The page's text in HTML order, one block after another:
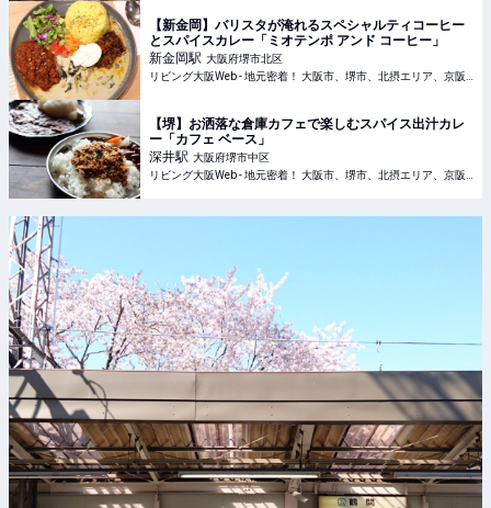
【新金岡】バリスタが淹れるスペシャルティコーヒー
とスパイスカレー「ミオテンポ アンド コーヒー」
新金岡駅 大阪府堺市北区
【堺】お洒落な倉庫カフェで楽しむスパイス出汁カレ
ー「カフェ ベース」
深井駅 大阪府堺市中区